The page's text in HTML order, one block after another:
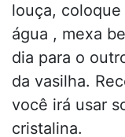
louça,
água , mexa
dia para o
da vasilha.
você irá usar
cristalina.